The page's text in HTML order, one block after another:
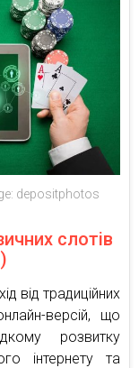
depositphotos
слотів
від традиційних
версій, що
розвитку
інтернету та